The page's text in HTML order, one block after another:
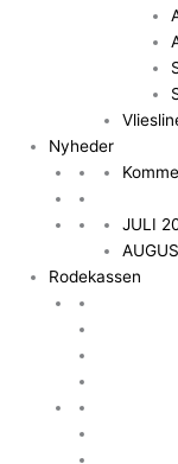
Nyheder
JULI
Rodekassen